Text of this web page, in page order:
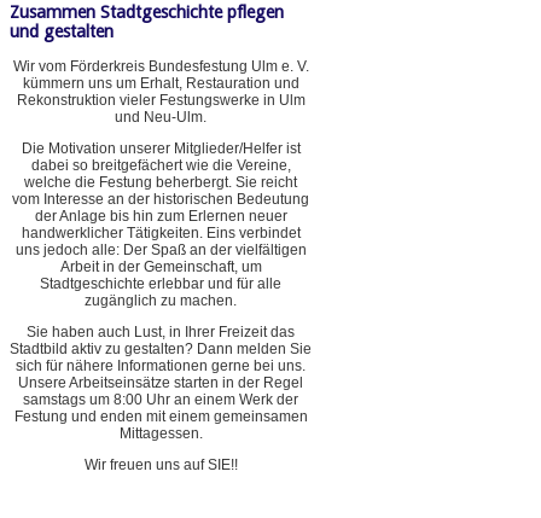
Zusammen Stadtgeschichte pflegen
und gestalten
Wir vom Förderkreis Bundesfestung Ulm e. V.
kümmern uns um Erhalt, Restauration und
Rekonstruktion vieler Festungswerke in Ulm
und Neu-Ulm.
Die Motivation unserer Mitglieder/Helfer ist
dabei so breitgefächert wie die Vereine,
welche die Festung beherbergt. Sie reicht
vom Interesse an der historischen Bedeutung
der Anlage bis hin zum Erlernen neuer
handwerklicher Tätigkeiten. Eins verbindet
uns jedoch alle: Der Spaß an der vielfältigen
Arbeit in der Gemeinschaft, um
Stadtgeschichte erlebbar und für alle
zugänglich zu machen.
Sie haben auch Lust, in Ihrer Freizeit das
Stadtbild aktiv zu gestalten? Dann melden Sie
sich für nähere Informationen gerne bei uns.
Unsere Arbeitseinsätze starten in der Regel
samstags um 8:00 Uhr an einem Werk der
Festung und enden mit einem gemeinsamen
Mittagessen.
Wir freuen uns auf SIE!!